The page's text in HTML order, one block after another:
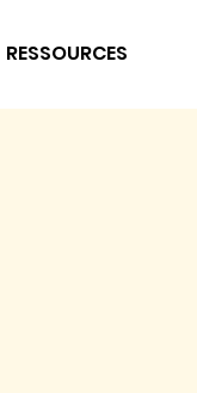
RESSOURCES